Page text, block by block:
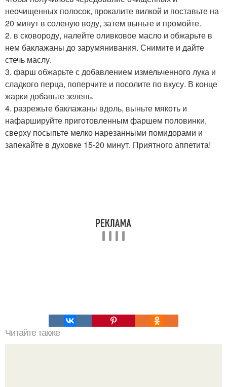
неочищенных полосок, прокалите вилкой и поставьте на
20 минут в соленую воду, затем выньте и промойте.
2. в сковороду, налейте оливковое масло и обжарьте в
нем баклажаны до зарумянивания. Снимите и дайте
стечь маслу.
3. фарш обжарьте с добавлением измельченного лука и
сладкого перца, поперчите и посолите по вкусу. В конце
жарки добавьте зелень.
4. разрежьте баклажаны вдоль, выньте мякоть и
нафаршируйте приготовленным фаршем половинки,
сверху посыпьте мелко нарезанными помидорами и
запекайте в духовке 15-20 минут. Приятного аппетита!
Читайте также